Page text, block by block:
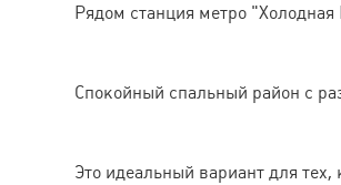
Рядом станция метро "Холодная
Спокойный спальный район с
Это идеальный вариант для